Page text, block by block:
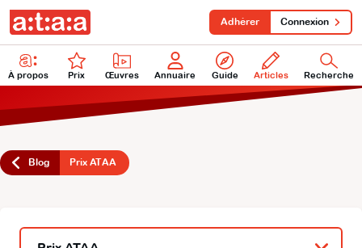
À propos Prix Œuvres Annuaire Guide Articles Recherche
Adhérer Connexion
Blog Prix ATAA